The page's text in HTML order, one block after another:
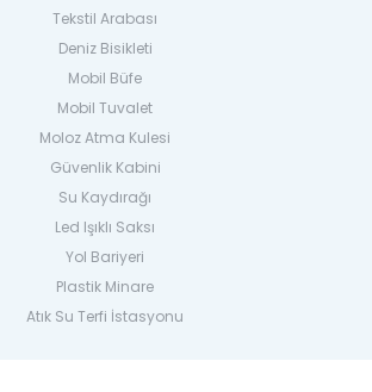
Tekstil Arabası
Deniz Bisikleti
Mobil Büfe
Mobil Tuvalet
Moloz Atma Kulesi
Güvenlik Kabini
Su Kaydırağı
Led Işıklı Saksı
Yol Bariyeri
Plastik Minare
Atık Su Terfi İstasyonu